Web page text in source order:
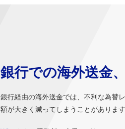
銀行での海外送金
銀行経由の海外送金では、不利な為替
額が大きく減ってしまうことがありま